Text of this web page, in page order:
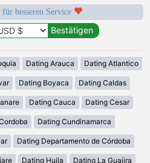
besseren Service
Dating Arauca Dating Atlantico
Dating Boyaca Dating Caldas
Dating Cauca Dating Cesar
Dating Cundinamarca
Dating Departamento de Córdoba
Dating Huila Dating La Guajira